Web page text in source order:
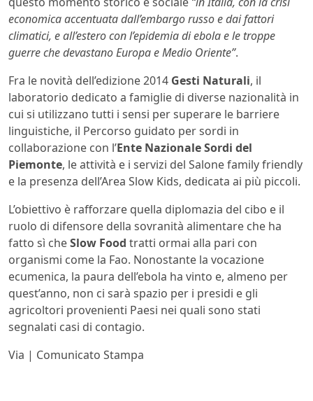
economica accentuata dall’embargo russo e dai fattori
climatici, e all’estero con l’epidemia di ebola e le troppe
guerre che devastano Europa e Medio Oriente”.
Fra le novità dell’edizione 2014 Gesti Naturali, il
laboratorio dedicato a famiglie di diverse nazionalità in
cui si utilizzano tutti i sensi per superare le barriere
linguistiche, il Percorso guidato per sordi in
collaborazione con l’Ente Nazionale Sordi del
Piemonte, le attività e i servizi del Salone family friendly
e la presenza dell’Area Slow Kids, dedicata ai più piccoli.
L’obiettivo è rafforzare quella diplomazia del cibo e il
ruolo di difensore della sovranità alimentare che ha
fatto sì cheSlow Food tratti ormai alla pari con
organismi come la Fao. Nonostante la vocazione
ecumenica, la paura dell’ebola ha vinto e, almeno per
quest’anno, non ci sarà spazio per i presidi e gli
agricoltori provenienti Paesi nei quali sono stati
segnalati casi di contagio.
Via | Comunicato Stampa